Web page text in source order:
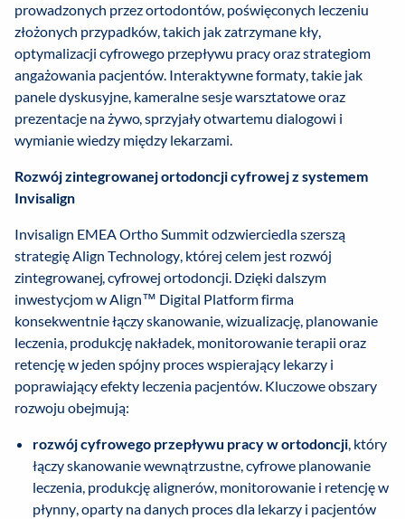
prowadzonych przez ortodontów, poświęconych leczeniu
złożonych przypadków, takich jak zatrzymane kły,
optymalizacji cyfrowego przepływu pracy oraz strategiom
angażowania pacjentów. Interaktywne formaty, takie jak
panele dyskusyjne, kameralne sesje warsztatowe oraz
prezentacje na żywo, sprzyjały otwartemu dialogowi i
wymianie wiedzy między lekarzami.
Rozwój zintegrowanej ortodoncji cyfrowej z systemem
Invisalign
Invisalign EMEA Ortho Summit odzwierciedla szerszą
strategię Align Technology, której celem jest rozwój
zintegrowanej, cyfrowej ortodoncji. Dzięki dalszym
inwestycjom w Align™ Digital Platform firma
konsekwentnie łączy skanowanie, wizualizację, planowanie
leczenia, produkcję nakładek, monitorowanie terapii oraz
retencję w jeden spójny proces wspierający lekarzy i
poprawiający efekty leczenia pacjentów. Kluczowe obszary
rozwoju obejmują:
rozwój cyfrowego przepływu pracy w ortodoncji, który
łączy skanowanie wewnątrzustne, cyfrowe planowanie
leczenia, produkcję alignerów, monitorowanie i retencję w
płynny, oparty na danych proces dla lekarzy i pacjentów